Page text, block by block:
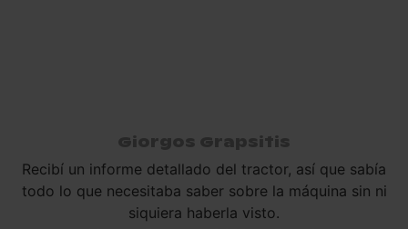
Giorgos Grapsitis
Recibí un informe detallado del tractor, así que sabía
todo lo que necesitaba saber sobre la máquina sin ni
siquiera haberla visto.